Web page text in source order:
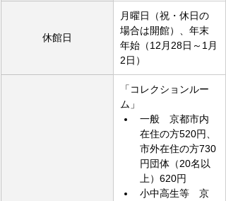
休館日
月曜日（祝・休日の
場合は開館）、年末
年始（12月28日～1月
2日）
「コレクションルー
ム」
一般　京都市内
在住の方520円、
市外在住の方730
円団体（20名以
上）620円
小中高生等　京